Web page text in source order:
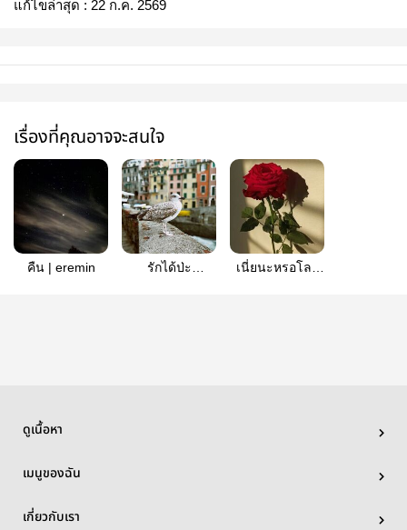
แก้ไขล่าสุด : 22 ก.ค. 2569
เรื่องที่คุณอาจจะสนใจ
คืน | eremin
รักได้ป่ะ
เนี่ยนะหรอโลก
ดูเนื้อหา
เมนูของฉัน
เกี่ยวกับเรา